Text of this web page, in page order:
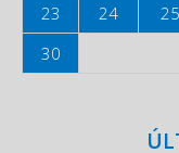
23
24 25
30